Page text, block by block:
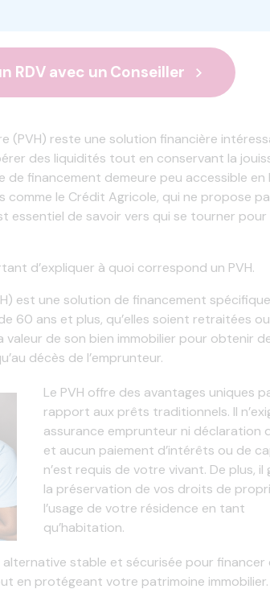
RDV avec un Conseiller
(PVH) reste une solution financière
des liquidités tout en conservant la
de financement demeure peu accessible en
comme le Crédit Agricole, qui ne propose
essentiel de savoir vers qui se tourner
d’expliquer à quoi correspond un PVH.
est une solution de financement
60 ans et plus, qu’elles soient retraitées
de son bien immobilier pour obtenir
décès de l’emprunteur.
Le PVH offre des avantages uniques
rapport aux prêts traditionnels. Il
assurance emprunteur ni déclaration
et aucun paiement d’intérêts ou de
n’est requis de votre vivant. De plus,
la préservation de vos droits de
l’usage de votre résidence en tant
qu’habitation.
stable et sécurisée pour financer
en protégeant votre patrimoine immobilier.